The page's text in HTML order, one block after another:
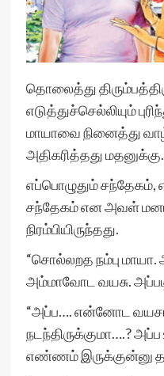
தொலைத்து
எடுத்துச்செல்லியும்
மாயாவை நினைத்து
அதிகரித்தது மதனுக்கு.
எப்பொழுதும் சந்தேகம்,
சந்தேகம் என அவள் மனம்
நிரம்பியிருந்தது.
“சொல்லறத நம்பு
அம்மாவோட வயசு.
“அப்ப…. என்னோட வயசா
நடந்திருக்குமா….?
எண்ணம் இருக்குன்னு